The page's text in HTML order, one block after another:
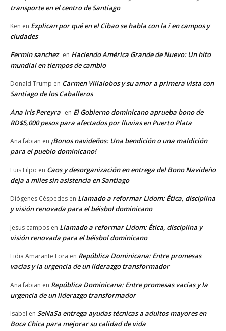
transporte en el centro de Santiago
Ken en Explican por qué en el Cibao se habla con la i en campos y
ciudades
Fermin sanchez en Haciendo América Grande de Nuevo: Un hito
mundial en tiempos de cambio
Donald Trump en Carmen Villalobos y su amor a primera vista con
Santiago de los Caballeros
Ana Iris Pereyra en El Gobierno dominicano aprueba bono de
RD$5,000 pesos para afectados por lluvias en Puerto Plata
Ana fabian en ¡Bonos navideños: Una bendición o una maldición
para el pueblo dominicano!
Luis Filpo en Caos y desorganización en entrega del Bono Navideño
deja a miles sin asistencia en Santiago
Diógenes Céspedes en Llamado a reformar Lidom: Ética, disciplina
y visión renovada para el béisbol dominicano
Jesus campos en Llamado a reformar Lidom: Ética, disciplina y
visión renovada para el béisbol dominicano
Lidia Amarante Lora en República Dominicana: Entre promesas
vacías y la urgencia de un liderazgo transformador
Ana fabian en República Dominicana: Entre promesas vacías y la
urgencia de un liderazgo transformador
Isabel en SeNaSa entrega ayudas técnicas a adultos mayores en
Boca Chica para mejorar su calidad de vida